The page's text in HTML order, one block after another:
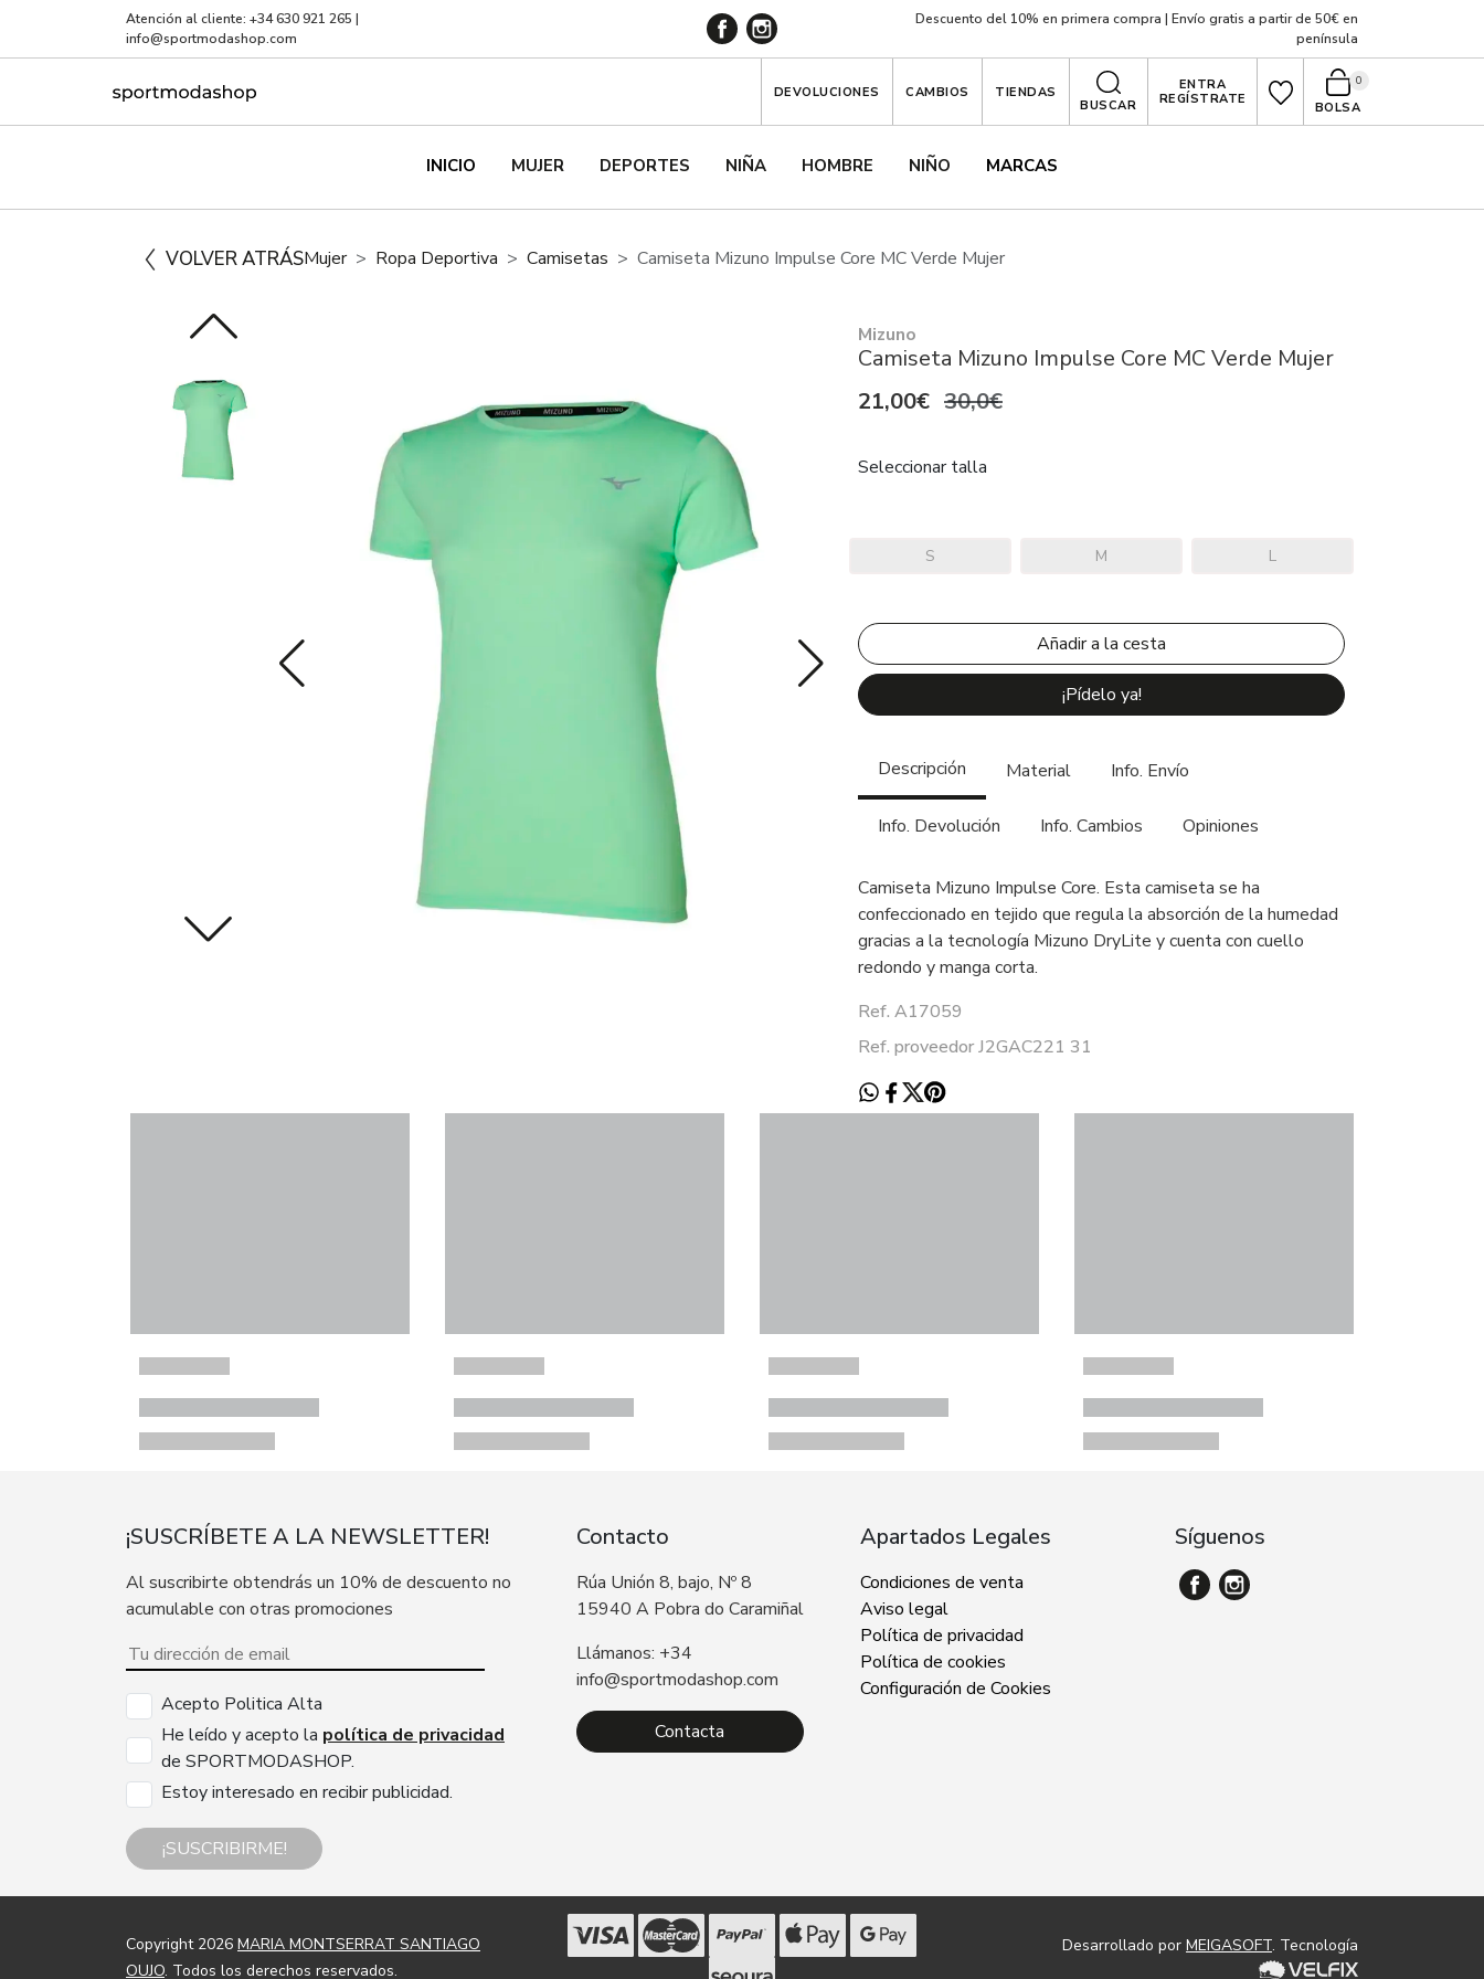
Atención al cliente: +34 630 921 265 |
info@sportmodashop.com
Descuento del 10% en primera compra | Envío gratis a partir de 50€ en
península
INICIO MUJER DEPORTES NIÑA HOMBRE NIÑO MARCAS
DEVOLUCIONES CAMBIOS
TIENDAS
BUSCAR
ENTRA
REGÍSTRATE
BOLSA
0
VOLVER ATRÁSMujer Ropa Deportiva Camisetas Camiseta Mizuno Impulse Core MC Verde Mujer
Mizuno
Camiseta Mizuno Impulse Core MC Verde Mujer
21,00€ 30,0€
Seleccionar talla
S M L
¡Pídelo ya!
Descripción Material Info. Envío
Info. Devolución Info. Cambios Opiniones
Camiseta Mizuno Impulse Core. Esta camiseta se ha
confeccionado en tejido que regula la absorción de la humedad
gracias a la tecnología Mizuno DryLite y cuenta con cuello
redondo y manga corta.
Ref. A17059
Ref. proveedor J2GAC221 31
¡SUSCRÍBETE A LA NEWSLETTER!
Al suscribirte obtendrás un 10% de descuento no
acumulable con otras promociones
Acepto Politica Alta
He leído y acepto la política de privacidad
de SPORTMODASHOP.
Estoy interesado en recibir publicidad.
¡SUSCRIBIRME!
Contacto
Rúa Unión 8, bajo, Nº 8
15940 A Pobra do Caramiñal
Llámanos: +34
info@sportmodashop.com
Contacta
Apartados Legales
Condiciones de venta
Aviso legal
Política de privacidad
Política de cookies
Configuración de Cookies
Síguenos
Copyright 2026 MARIA MONTSERRAT SANTIAGO
OUJO. Todos los derechos reservados.
Desarrollado por MEIGASOFT. Tecnología